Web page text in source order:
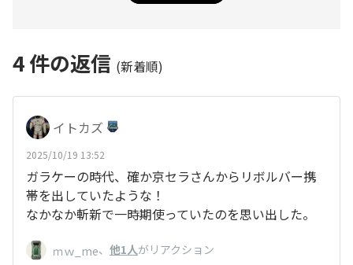
4件の返信 (新着順)
イトカズ
2025/10/19 13:52
ガラケーの時代、確か京セラさんからリボルバー携
帯を出していたような！
なかなか斬新で一時期使っていたのを思い出した。
ｍｗ_me、 他1人がリアクション